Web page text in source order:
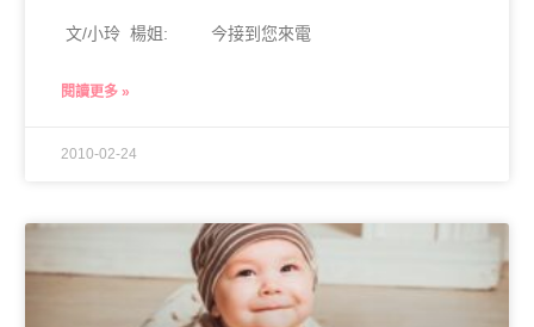
文/小玲 楊姐: 今接到您來電
閱讀更多 »
2010-02-24